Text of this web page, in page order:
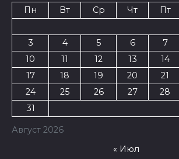
Август 2026
Пн Вт Ср Чт Пт
3
4 5 6 7
10
11 12 13 14
17
18 19 20 21
24
25 26 27 28
31
« Июл